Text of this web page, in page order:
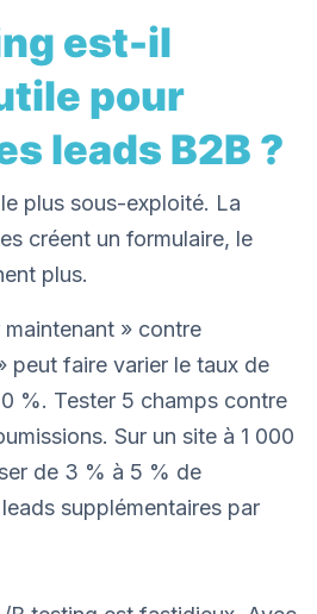
est-il
pour
leads B2B ?
plus sous-exploité. La
créent un formulaire, le
plus.
» contre
peut faire varier le taux de
%. Tester 5 champs contre
Sur un site à 1 000
de 3 % à 5 % de
supplémentaires par